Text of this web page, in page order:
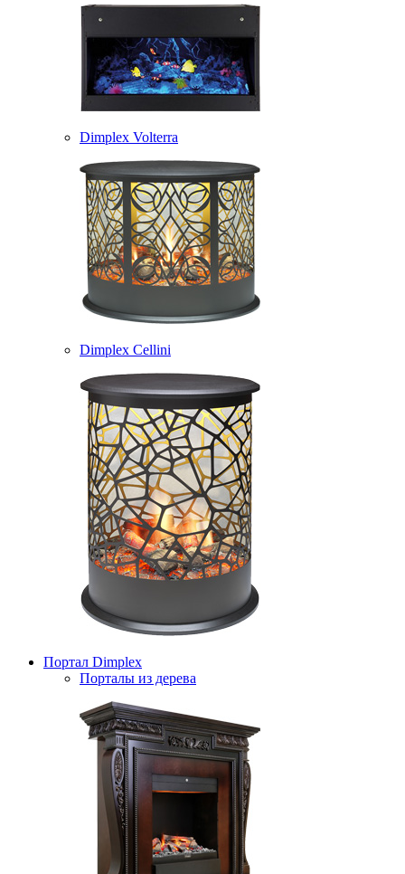
Dimplex Volterra
Dimplex Cellini
Портал Dimplex
Порталы из дерева